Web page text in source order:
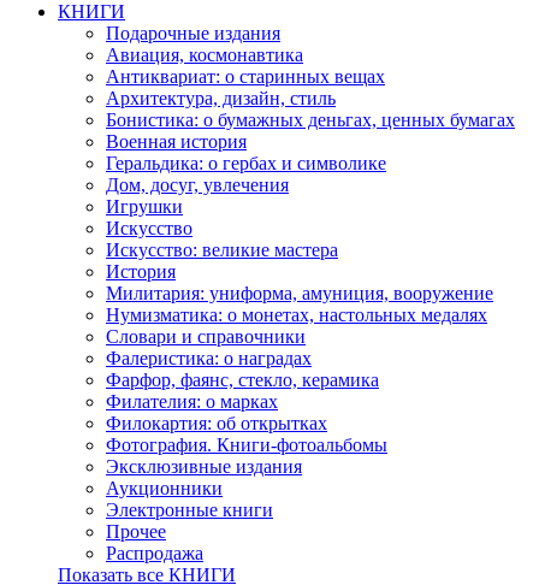
КНИГИ
Подарочные издания
Авиация, космонавтика
Антиквариат: о старинных вещах
Архитектура, дизайн, стиль
Бонистика: о бумажных деньгах, ценных бумагах
Военная история
Геральдика: о гербах и символике
Дом, досуг, увлечения
Игрушки
Искусство
Искусство: великие мастера
История
Милитария: униформа, амуниция, вооружение
Нумизматика: о монетах, настольных медалях
Словари и справочники
Фалеристика: о наградах
Фарфор, фаянс, стекло, керамика
Филателия: о марках
Филокартия: об открытках
Фотография. Книги-фотоальбомы
Эксклюзивные издания
Аукционники
Электронные книги
Прочее
Распродажа
Показать все КНИГИ